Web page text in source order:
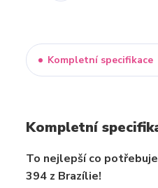
Kompletní specifikace
Kompletní
To nejlepší co
394 z Brazílie!